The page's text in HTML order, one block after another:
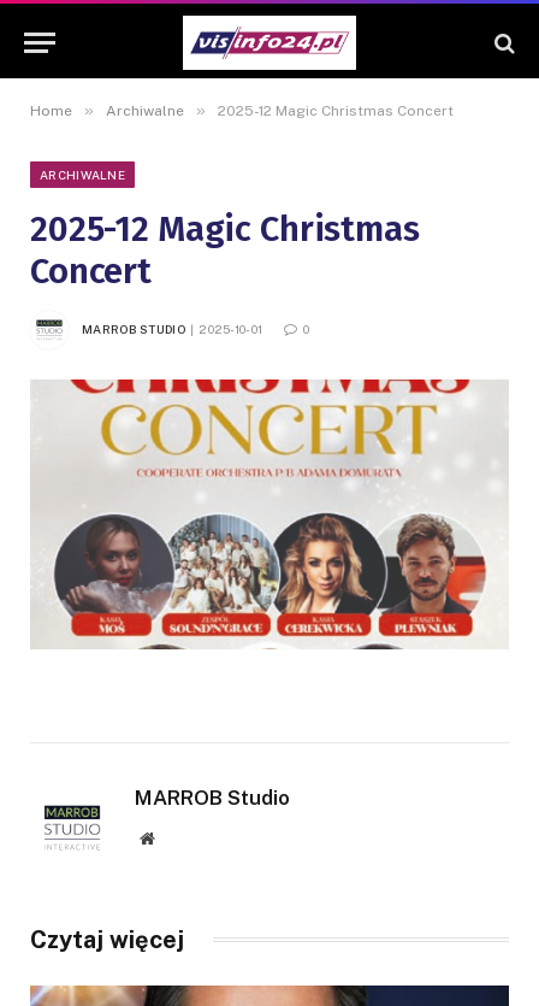
Home » Archiwalne » 2025-12 Magic Christmas Concert
ARCHIWALNE
2025-12 Magic Christmas
Concert
MARROB STUDIO 2025-10-01 0
MARROB Studio
Website
Czytaj więcej